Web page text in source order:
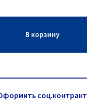
В корзину
соц.контракт